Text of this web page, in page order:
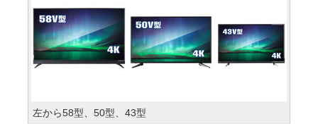
左から58型、50型、43型